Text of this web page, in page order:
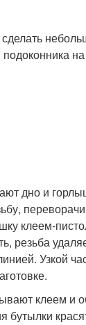
дно и
клеем-
резьба
Узкой
клеем и